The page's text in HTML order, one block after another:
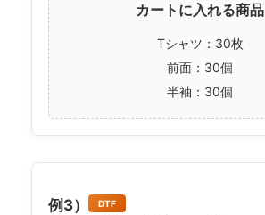
カートに入れる商品
Tシャツ：30枚
前面：30個
半袖：30個
例3） DTF